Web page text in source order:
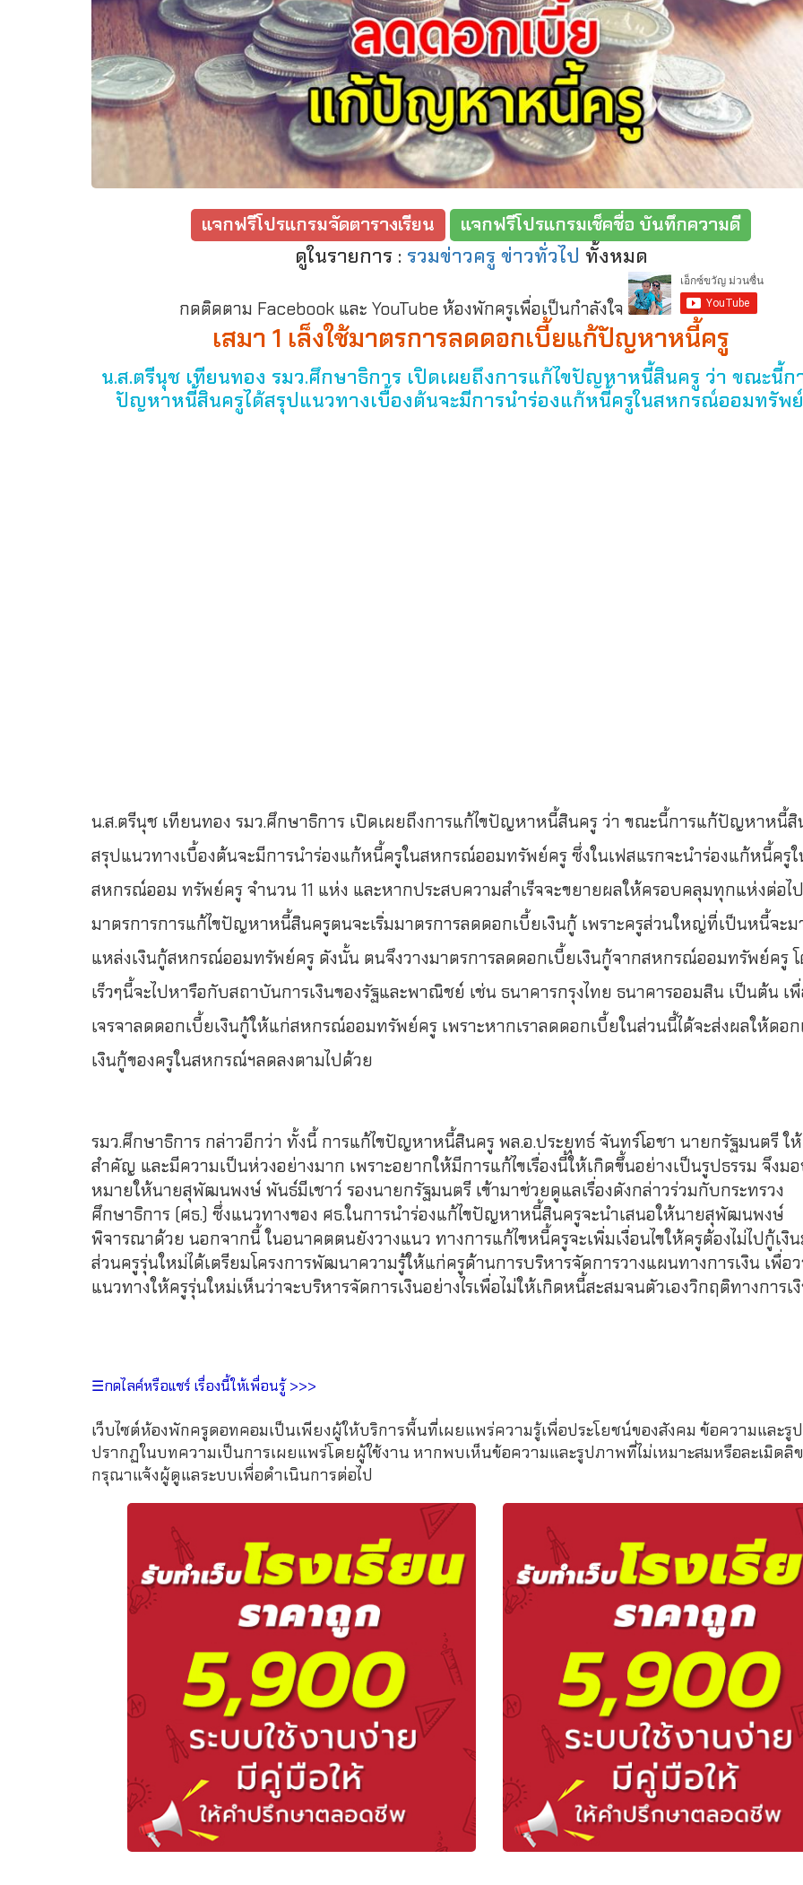
แจกฟรีโปรแกรมจัดตารางเรียน แจกฟรีโปรแกรมเช็คชื่อ บันทึกความดี
ดูในรายการ : รวมข่าวครู ข่าวทั่วไป ทั้งหมด
กดติดตาม Facebook และ YouTube ห้องพักครูเพื่อเป็นกำลังใจ
เสมา 1 เล็งใช้มาตรการลดดอกเบี้ยแก้ปัญหาหนี้ครู
น.ส.ตรีนุช เทียนทอง รมว.ศึกษาธิการ เปิดเผยถึงการแก้ไขปัญหาหนี้สินครู ว่า ขณะนี้ก
ปัญหาหนี้สินครูได้สรุปแนวทางเบื้องต้นจะมีการนำร่องแก้หนี้ครูในสหกรณ์ออมทรัพ
น.ส.ตรีนุช เทียนทอง รมว.ศึกษาธิการ เปิดเผยถึงการแก้ไขปัญหาหนี้สินครู ว่า ขณะนี้การแก้ปัญหาหนี้สิ
สรุปแนวทางเบื้องต้นจะมีการนำร่องแก้หนี้ครูในสหกรณ์ออมทรัพย์ครู ซึ่งในเฟสแรกจะนำร่องแก้หนี้ครูใ
สหกรณ์ออม ทรัพย์ครู จำนวน 11 แห่ง และหากประสบความสำเร็จจะขยายผลให้ครอบคลุมทุกแห่งต่อไ
มาตรการการแก้ไขปัญหาหนี้สินครูตนจะเริ่มมาตรการลดดอกเบี้ยเงินกู้ เพราะครูส่วนใหญ่ที่เป็นหนี้จะม
แหล่งเงินกู้สหกรณ์ออมทรัพย์ครู ดังนั้น ตนจึงวางมาตรการลดดอกเบี้ยเงินกู้จากสหกรณ์ออมทรัพย์ครู
เร็วๆนี้จะไปหารือกับสถาบันการเงินของรัฐและพาณิชย์ เช่น ธนาคารกรุงไทย ธนาคารออมสิน เป็นต้น เ
เจรจาลดดอกเบี้ยเงินกู้ให้แก่สหกรณ์ออมทรัพย์ครู เพราะหากเราลดดอกเบี้ยในส่วนนี้ได้จะส่งผลให้ดอก
เงินกู้ของครูในสหกรณ์ฯลดลงตามไปด้วย
รมว.ศึกษาธิการ กล่าวอีกว่า ทั้งนี้ การแก้ไขปัญหาหนี้สินครู พล.อ.ประยุทธ์ จันทร์โอชา นายกรัฐมนตรี ใ
สำคัญ และมีความเป็นห่วงอย่างมาก เพราะอยากให้มีการแก้ไขเรื่องนี้ให้เกิดขึ้นอย่างเป็นรูปธรรม จึงม
หมายให้นายสุพัฒนพงษ์ พันธ์มีเชาว์ รองนายกรัฐมนตรี เข้ามาช่วยดูแลเรื่องดังกล่าวร่วมกับกระทรวง
ศึกษาธิการ (ศธ.) ซึ่งแนวทางของ ศธ.ในการนำร่องแก้ไขปัญหาหนี้สินครูจะนำเสนอให้นายสุพัฒนพงษ์
พิจารณาด้วย นอกจากนี้ ในอนาคตตนยังวางแนว ทางการแก้ไขหนี้ครูจะเพิ่มเงื่อนไขให้ครูต้องไม่ไปกู้เงิ
ส่วนครูรุ่นใหม่ได้เตรียมโครงการพัฒนาความรู้ให้แก่ครูด้านการบริหารจัดการวางแผนทางการเงิน เพื่อว
แนวทางให้ครูรุ่นใหม่เห็นว่าจะบริหารจัดการเงินอย่างไรเพื่อไม่ให้เกิดหนี้สะสมจนตัวเองวิกฤติทางการเ
☰กดไลค์หรือแชร์ เรื่องนี้ให้เพื่อนรู้ >>>
เว็บไซต์ห้องพักครูดอทคอมเป็นเพียงผู้ให้บริการพื้นที่เผยแพร่ความรู้เพื่อประโยชน์ของสังคม ข้อความและรู
ปรากฏในบทความเป็นการเผยแพร่โดยผู้ใช้งาน หากพบเห็นข้อความและรูปภาพที่ไม่เหมาะสมหรือละเมิดลิ
กรุณาแจ้งผู้ดูแลระบบเพื่อดำเนินการต่อไป